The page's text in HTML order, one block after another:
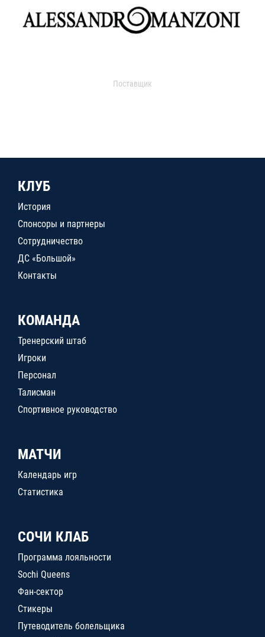
Поставщик
КЛУБ
История
Спонсоры и партнеры
Сотрудничество
ДС «Большой»
Контакты
КОМАНДА
Тренерский штаб
Игроки
Персонал
Талисман
Спортивное руководство
МАТЧИ
Календарь игр
Статистика
СОЧИ КЛАБ
Программа лояльности
Sochi Queens
Фан-сектор
Стикеры
Путеводитель болельщика